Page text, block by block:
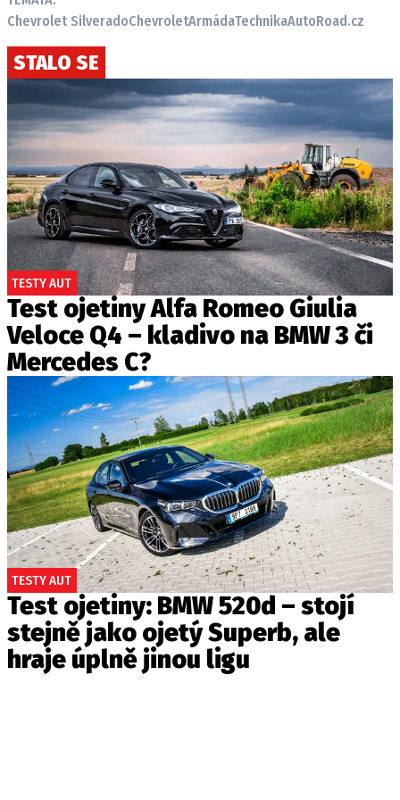
Chevrolet SilveradoChevroletArmádaTechnikaAutoRoad.cz
STALO SE
TESTY AUT
Test ojetiny Alfa Romeo Giulia
Veloce Q4 – kladivo na BMW 3 či
Mercedes C?
TESTY AUT
Test ojetiny: BMW 520d – stojí
stejně jako ojetý Superb, ale
hraje úplně jinou ligu